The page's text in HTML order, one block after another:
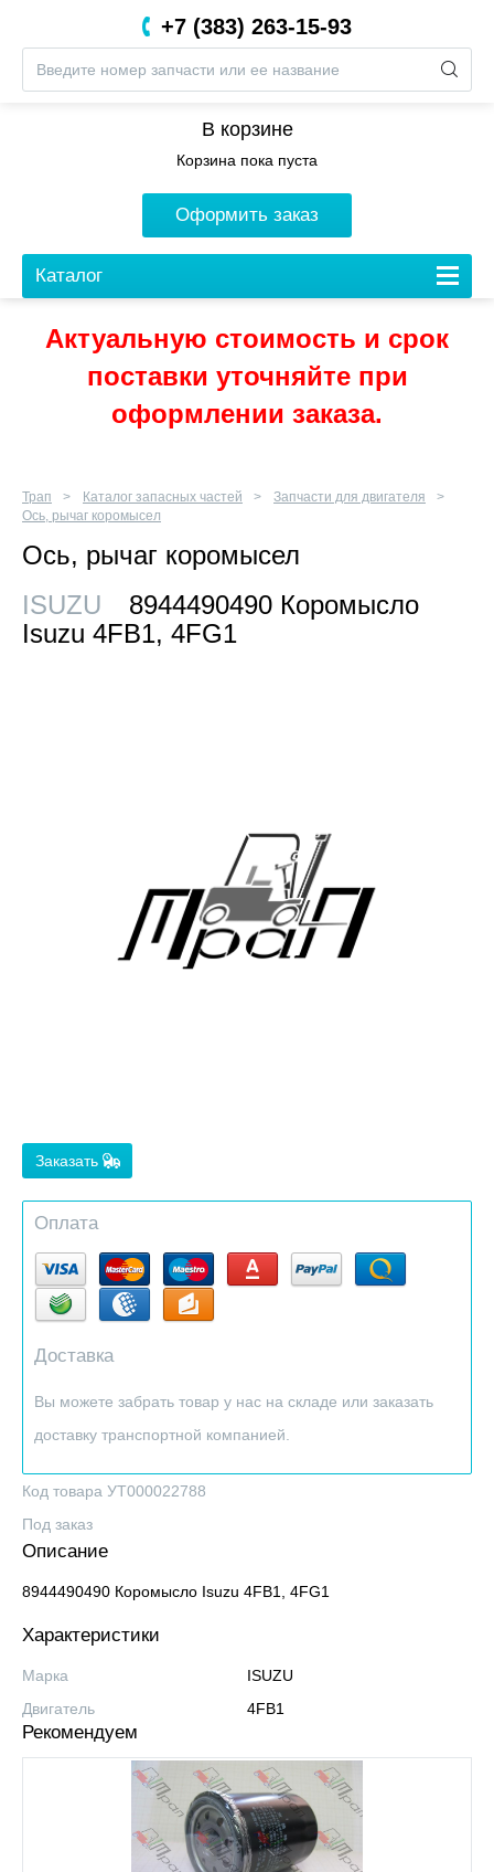
8 (800) 201-05-06
+7 (383) 263-15-93
В корзине
Корзина пока пуста
Оформить заказ
Каталог
Актуальную стоимость и срок
поставки уточняйте при
оформлении заказа.
Трап Каталог запасных частей
Запчасти для двигателя
Ось, рычаг коромысел
Ось, рычаг коромысел
ISUZU
8944490490 Коромысло
Isuzu 4FB1, 4FG1
Заказать
Оплата
Доставка
Вы можете забрать товар у нас на складе или заказать
доставку транспортной компанией.
Код товара УТ000022788
Под заказ
Описание
8944490490 Коромысло Isuzu 4FB1, 4FG1
Характеристики
Марка
ISUZU
Двигатель
4FB1
Рекомендуем